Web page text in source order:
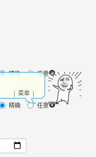
精确 任意
精确 任意
| 菜单 |